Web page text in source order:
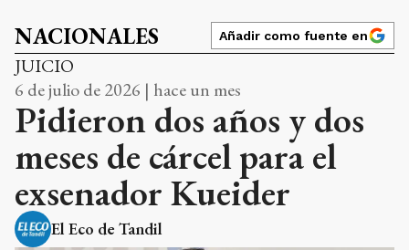
NACIONALES Añadir como fuente en
JUICIO
6 de julio de 2026 | hace un mes
Pidieron dos años y dos
meses de cárcel para el
exsenador Kueider
El Eco de Tandil